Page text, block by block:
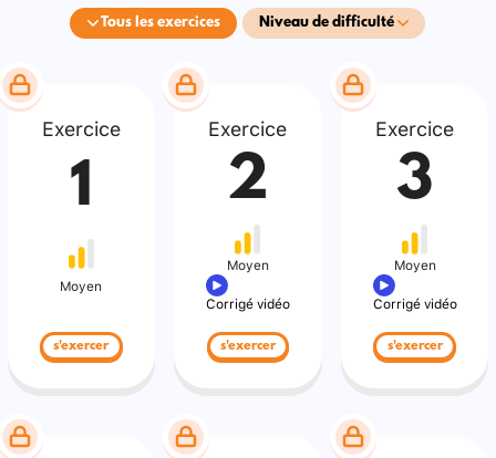
Tous les exercices Niveau de difficulté
Exercice
1
Moyen
s'exercer
Exercice
2
Moyen
Corrigé vidéo
s'exercer
Exercice
3
Moyen
Corrigé vidéo
s'exercer